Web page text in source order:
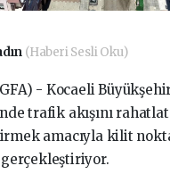
(Haberi Sesli Oku)
- Kocaeli
trafik akışını
amacıyla kilit